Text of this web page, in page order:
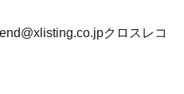
クロスレコ